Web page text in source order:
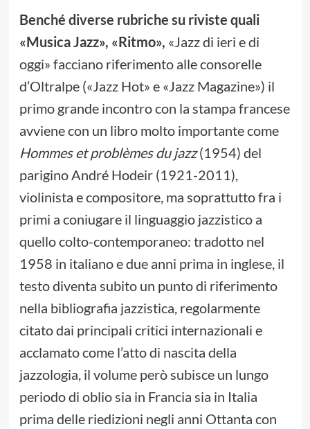
Benché diverse rubriche su riviste quali
«Musica Jazz», «Ritmo», «Jazz di ieri e di
oggi» facciano riferimento alle consorelle
d’Oltralpe («Jazz Hot» e «Jazz Magazine») il
primo grande incontro con la stampa francese
avviene con un libro molto importante come
Hommes et problèmes du jazz(1954) del
parigino André Hodeir (1921-2011),
violinista e compositore, ma soprattutto fra i
primi a coniugare il linguaggio jazzistico a
quello colto-contemporaneo: tradotto nel
1958 in italiano e due anni prima in inglese, il
testo diventa subito un punto di riferimento
nella bibliografia jazzistica, regolarmente
citato dai principali critici internazionali e
acclamato come l’atto di nascita della
jazzologia, il volume però subisce un lungo
periodo di oblio sia in Francia sia in Italia
prima delle riedizioni negli anni Ottanta con